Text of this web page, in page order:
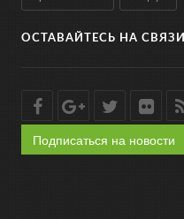
ОСТАВАЙТЕСЬ НА СВЯЗИ
Подписаться на новости